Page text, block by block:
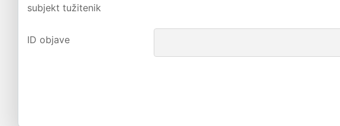
subjekt tužitenik
ID objave